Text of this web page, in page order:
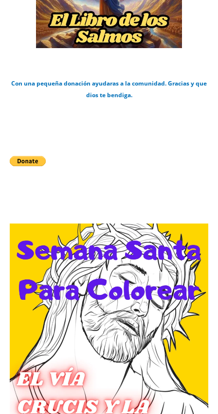
Con una pequeña donación ayudaras a la comunidad. Gracias y que
dios te bendiga.